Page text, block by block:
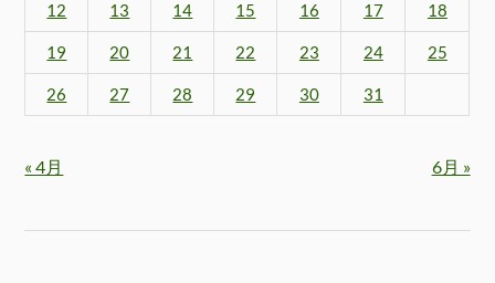
12 13 14 15 16 17 18
19 20 21 22 23 24 25
26 27 28 29 30 31
« 4月 6月 »